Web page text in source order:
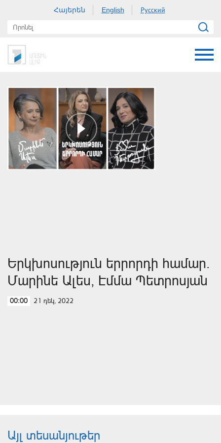
Հայերեն English Русский
Երկխոսություն երրորդի համար.
Մարինե Ալես, Էմմա Պետրոսյան
00:00 21 դեկ, 2022
Այլ տեսանյութեր